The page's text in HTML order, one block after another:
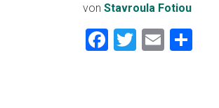
von Stavroula Fotiou
Facebook
Twitter
Email